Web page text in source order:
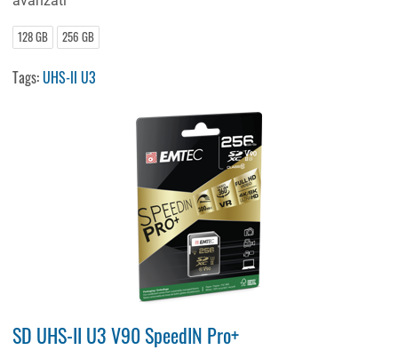
128 GB 256 GB
Tags:UHS-II U3
SD UHS-II U3 V90 SpeedIN Pro+